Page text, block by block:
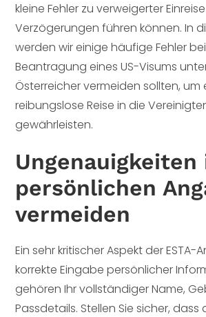
kleine Fehler zu verweigerter
Verzögerungen führen können. In
werden wir einige häufige Fehler
Beantragung eines US-Visums
Österreicher vermeiden sollten, um
reibungslose Reise in die
gewährleisten.
Ungenauigkeiten
persönlichen
vermeiden
Ein sehr kritischer Aspekt der ESTA-
korrekte Eingabe persönlicher
gehören Ihr vollständiger Name,
Passdetails. Stellen Sie sicher, dass